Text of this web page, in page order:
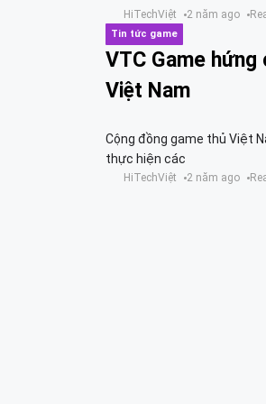
HiTechViệt 2 năm ago
Tin tức game
VTC Game
Việt Nam
Cộng đồng game thủ Việt
thực hiện các
HiTechViệt 2 năm ago